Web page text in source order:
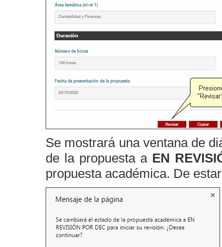
Se mostrará una ventana de
de la propuesta a EN
propuesta académica. De